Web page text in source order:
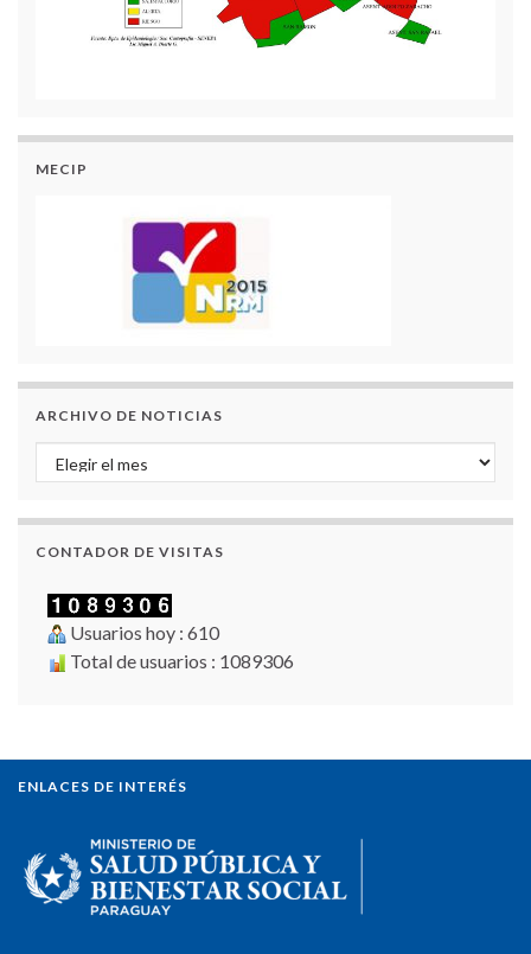
MECIP
ARCHIVO DE NOTICIAS
Archivo de Noticias
CONTADOR DE VISITAS
Usuarios hoy : 610
Total de usuarios : 1089306
ENLACES DE INTERÉS